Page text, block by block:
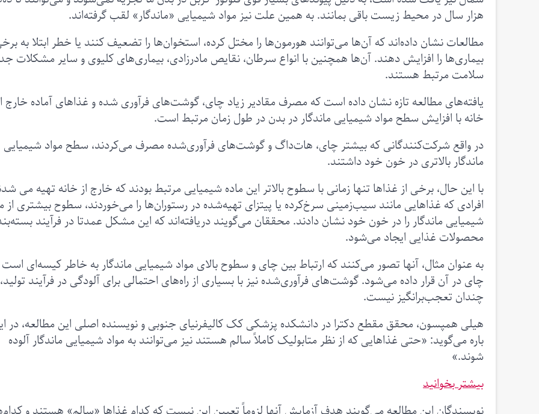
هزار سال در محیط زیست باقی بمانند. به همین علت نیز مواد شیمیایی «ماندگار» لقب گرفته‌اند.
مطالعات نشان داده‌اند که آن‌ها می‌توانند هورمون‌ها را مختل کرده، استخوان‌ها را تضعیف کنند یا خطر ابتلا به
بیماری‌ها را افزایش دهند. آن‌ها همچنین با انواع سرطان، نقایص مادرزادی، بیماری‌های کلیوی و سایر مشکلات
سلامت مرتبط هستند.
یافته‌های مطالعه تازه نشان داده است که مصرف مقادیر زیاد چای، گوشت‌های فرآوری شده و غذاهای آماده خارج
خانه با افزایش سطح مواد شیمیایی ماندگار در بدن در طول زمان مرتبط است.
در واقع شرکت‌کنندگانی که بیشتر چای، هات‌داگ و گوشت‌های فرآوری‌شده مصرف می‌کردند، سطح مواد شیمیایی
ماندگار بالاتری در خون خود داشتند.
با این حال، برخی از غذاها تنها زمانی با سطوح بالاتر این ماده شیمیایی مرتبط بودند که خارج از خانه تهیه می
افرادی که غذاهایی مانند سیب‌زمینی سرخ‌کرده یا پیتزای تهیه‌شده در رستوران‌ها را می‌خوردند، سطوح بیشتری از
شیمیایی ماندگار را در خون خود نشان دادند. محققان می‌گویند دریافته‌اند که این مشکل عمدتا در فرآیند
محصولات غذایی ایجاد می‌شود.
به عنوان مثال، آنها تصور می‌کنند که ارتباط بین چای و سطوح بالای مواد شیمیایی ماندگار به خاطر کیسه‌‌ای
چای در آن قرار داده می‌شود. گوشت‌های فرآوری‌شده نیز با بسیاری از راه‌های احتمالی برای آلودگی در فرآیند تولید،
چندان تعجب‌برانگیز نیست.
هیلی همپسون، محقق مقطع دکترا در دانشکده پزشکی کک کالیفرنیای جنوبی و نویسنده اصلی این مطالعه، در
باره می‌گوید: «حتی غذاهایی که از نظر متابولیک کاملاً سالم هستند نیز می‌توانند به مواد شیمیایی ماندگار آلوده
شوند.»
بیشتر بخوانید